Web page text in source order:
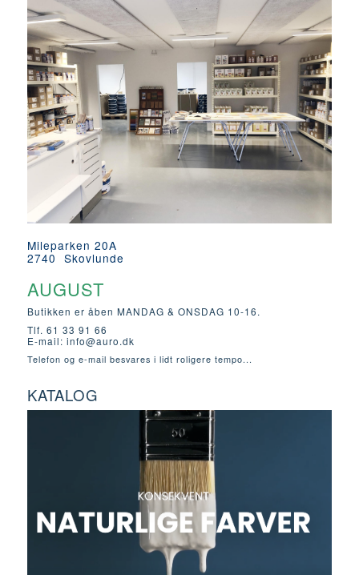
Mileparken 20A
2740 Skovlunde
AUGUST
Butikken er åben MANDAG & ONSDAG 10-16.
Tlf. 61 33 91 66
E-mail: info@auro.dk
Telefon og e-mail besvares i lidt roligere tempo...
KATALOG